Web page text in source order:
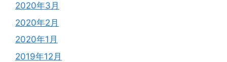
2020年3月
2020年2月
2020年1月
2019年12月